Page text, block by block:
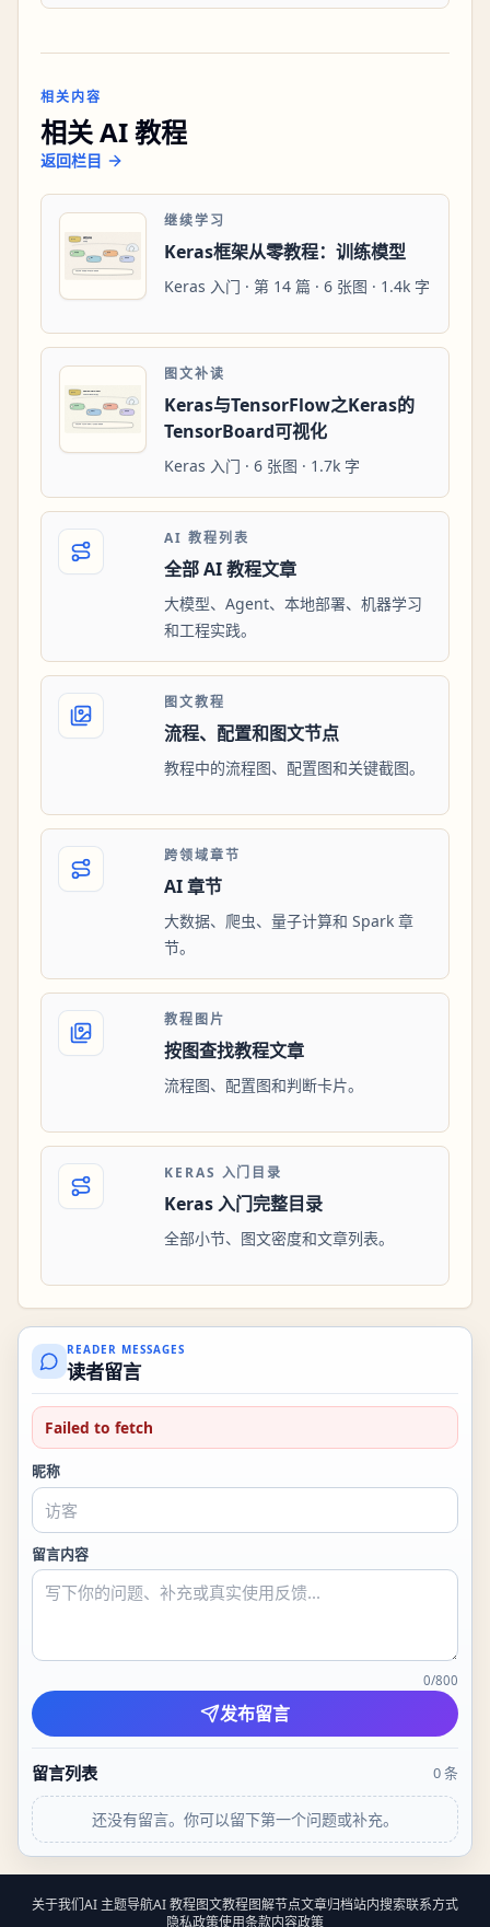
相关内容
相关 AI 教程
返回栏目
继续学习
Keras框架从零教程：训练模型
Keras 入门 · 第 14 篇 · 6 张图 · 1.4k 字
图文补读
Keras与TensorFlow之Keras的
TensorBoard可视化
Keras 入门 · 6 张图 · 1.7k 字
AI 教程列表
全部 AI 教程文章
大模型、Agent、本地部署、机器学习
和工程实践。
图文教程
流程、配置和图文节点
教程中的流程图、配置图和关键截图。
跨领域章节
AI 章节
大数据、爬虫、量子计算和 Spark 章
节。
教程图片
按图查找教程文章
流程图、配置图和判断卡片。
KERAS 入门目录
Keras 入门完整目录
全部小节、图文密度和文章列表。
READER MESSAGES
读者留言
Failed to fetch
昵称
留言内容
0/800
发布留言
留言列表 0条
还没有留言。你可以留下第一个问题或补充。
关于我们AI 主题导航AI 教程图文教程图解节点文章归档站内搜索联系方式
隐私政策使用条款内容政策